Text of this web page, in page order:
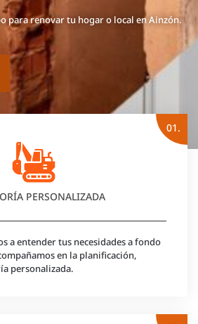
para renovar tu hogar o local en Ainzón.
01.
PERSONALIZADA
a entender tus necesidades a fondo
en la planificación,
personalizada.